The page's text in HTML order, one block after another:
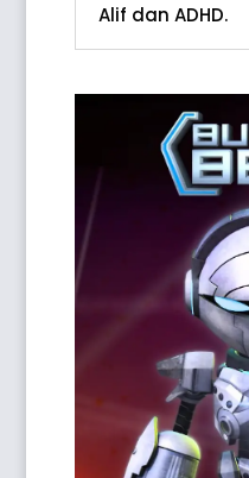
Alif dan ADHD.